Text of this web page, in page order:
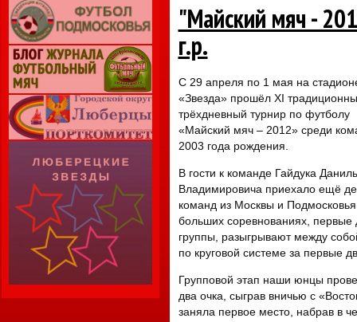
"Майский мяч -
г.р.
С 29 апреля по 1 мая на
«Звезда» прошёл XI
трёхдневный турнир по футболу
«Майский мяч – 2012» среди
2003 года рождения.
В гости к команде Гайдука
Владимировича приехало ещё
команд из Москвы и
больших соревнованиях,
группы, разыгрывают между
по круговой системе за первые
Групповой этап наши юнцы
два очка, сыграв вничью с
заняла первое место, набрав в